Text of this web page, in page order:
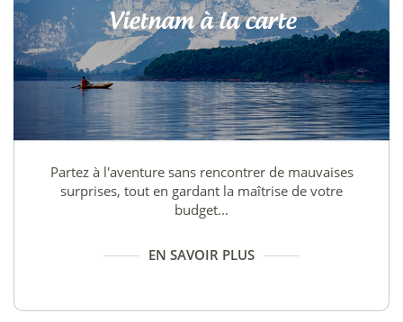
Vietnam à la carte
Partez à l'aventure sans rencontrer de mauvaises
surprises, tout en gardant la maîtrise de votre
budget...
EN SAVOIR PLUS